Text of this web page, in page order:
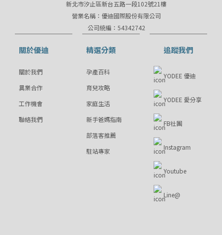
新北市汐止區新台五路一段102號21樓
營業名稱：優迪國際股份有限公司
公司統編：54342742
關於優迪
關於我們
異業合作
工作機會
聯絡我們
精選分類
孕產百科
育兒攻略
家庭生活
新手爸媽指南
部落客推薦
駐站專家
追蹤我們
YODEE 優迪
YODEE 愛分享
FB社團
Instagram
Youtube
Line@